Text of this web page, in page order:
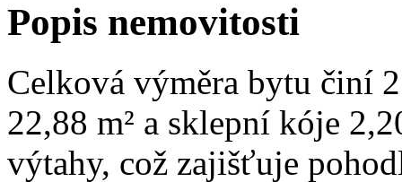
Popis nemovitosti
Celková výměra bytu činí
22,88 m² a sklepní kóje
výtahy, což zajišťuje